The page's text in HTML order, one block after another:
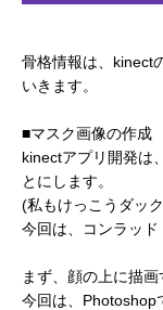
骨格情報は、kinect
いきます。
■マスク画像の作成
kinectアプリ開発は
とにします。
(私もけっこうダッ
今回は、コンラッド
まず、顔の上に描画
今回は、Photoshop